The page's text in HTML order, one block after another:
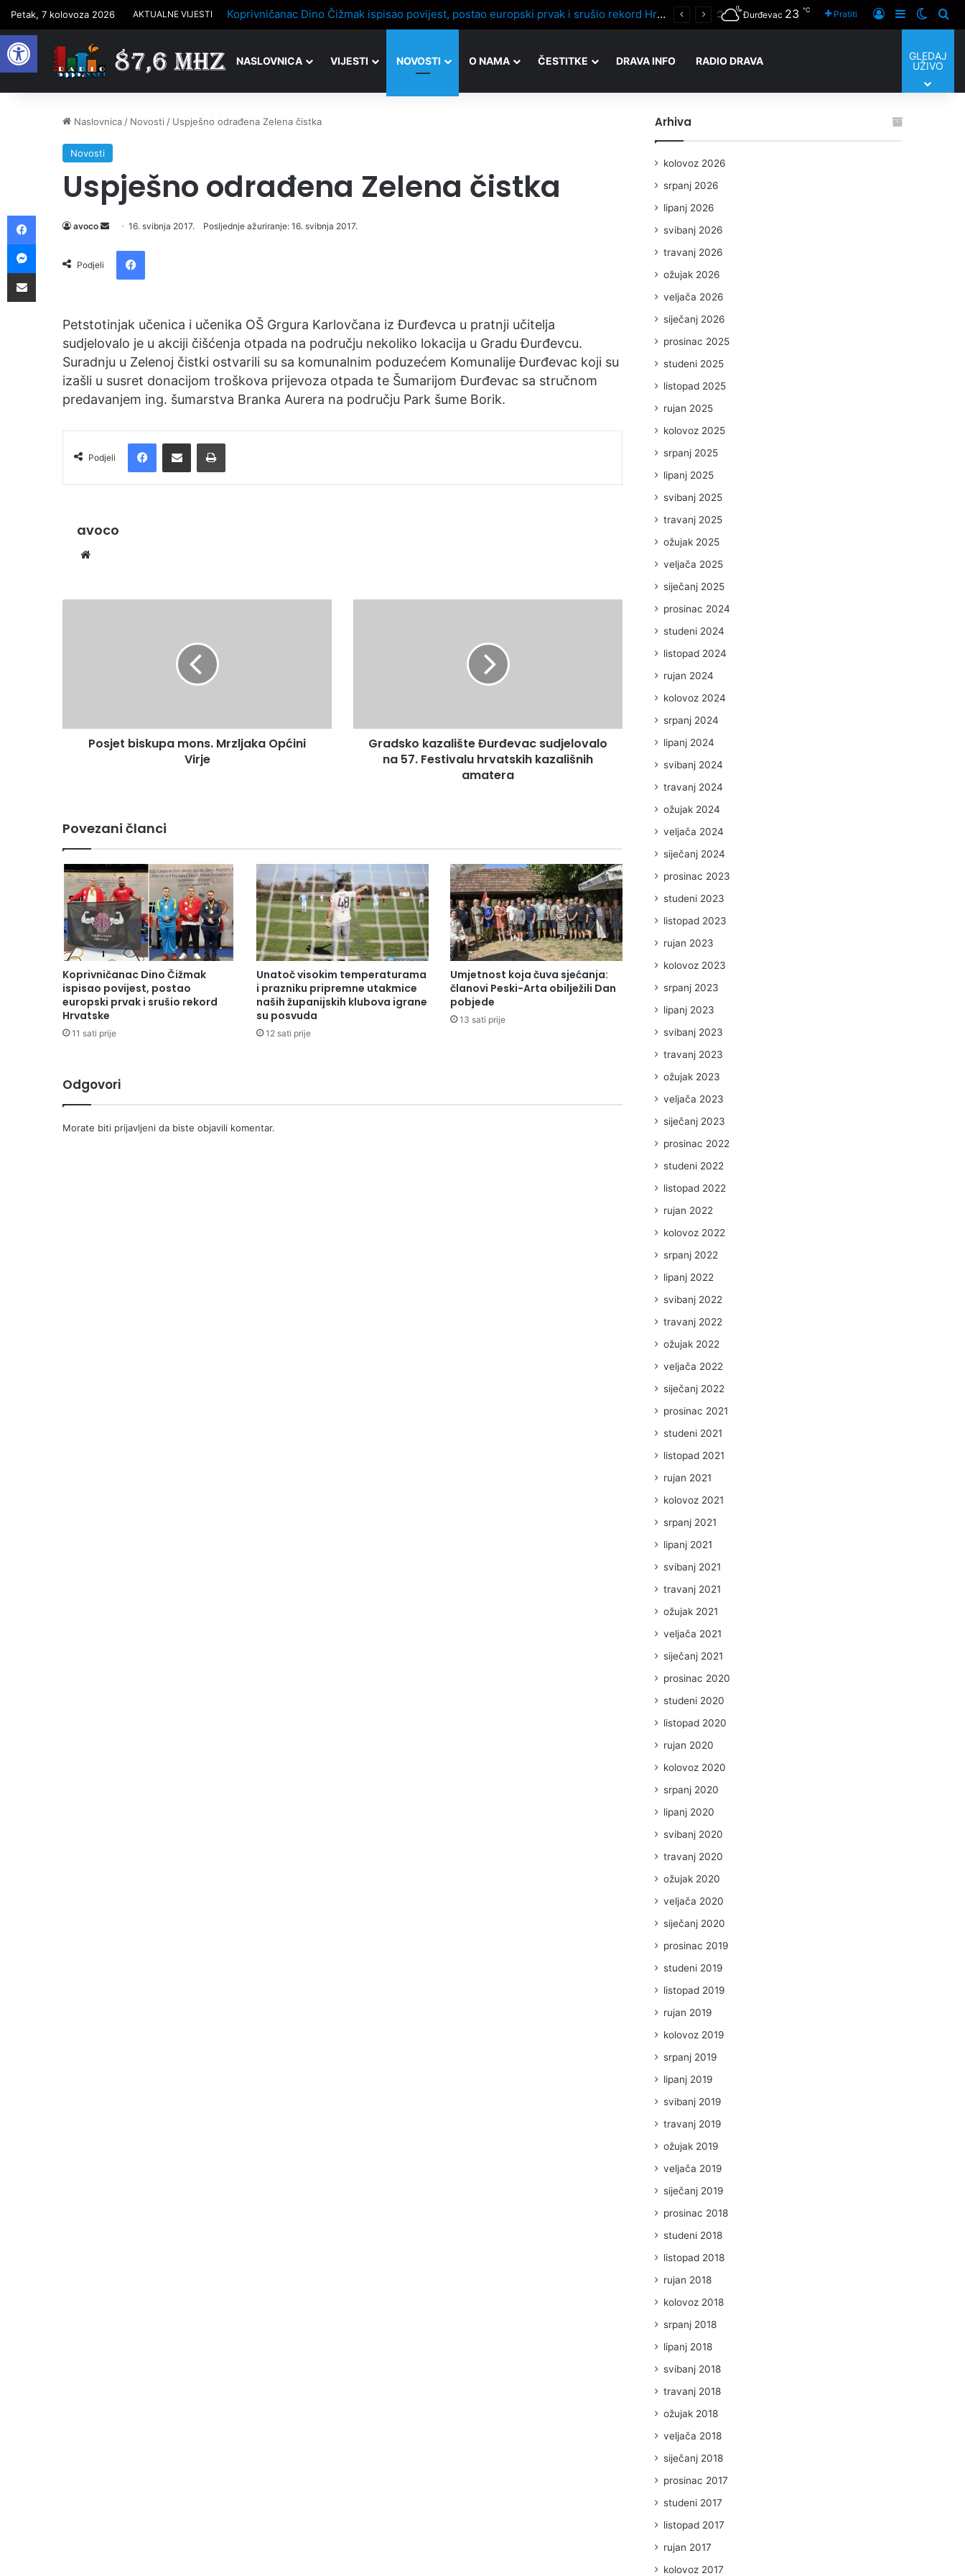
Open toolbar
Petak, 7 kolovoza 2026 AKTUALNE VIJESTI Unatoč visokim temperaturama i prazniku pripremne utakmice naših županijskih klubova igrane su posvuda Đurđevac 23 ℃ Pratiti Prijaviti se
Sidebar
NASLOVNICA VIJESTI NOVOSTI O NAMA ČESTITKE DRAVA INFO RADIO DRAVA
GLEDAJ
UŽIVO
Naslovnica / Novosti / Uspješno odrađena Zelena čistka
Novosti
Uspješno odrađena Zelena čistka
avoco
e
m
a
i
l
16. svibnja 2017. Posljednje ažuriranje: 16. svibnja 2017.
Podjeli
Petstotinjak učenica i učenika OŠ Grgura Karlovčana iz Đurđevca u pratnji učitelja
sudjelovalo je u akciji čišćenja otpada na području nekoliko lokacija u Gradu Đurđevcu.
Suradnju u Zelenoj čistki ostvarili su sa komunalnim poduzećem Komunalije Đurđevac koji su
izašli u susret donacijom troškova prijevoza otpada te Šumarijom Đurđevac sa stručnom
predavanjem ing. šumarstva Branka Aurera na području Park šume Borik.
Podjeli
avoco
Posjet biskupa mons. Mrzljaka Općini
Virje
Gradsko kazalište Đurđevac sudjelovalo
na 57. Festivalu hrvatskih kazališnih
amatera
Povezani članci
Koprivničanac Dino Čižmak
ispisao povijest, postao
europski prvak i srušio rekord
Hrvatske
11 sati prije
Unatoč visokim temperaturama
i prazniku pripremne utakmice
naših županijskih klubova igrane
su posvuda
12 sati prije
Umjetnost koja čuva sjećanja:
članovi Peski-Arta obilježili Dan
pobjede
13 sati prije
Odgovori
Morate biti prijavljeni da biste objavili komentar.
Arhiva
kolovoz 2026
srpanj 2026
lipanj 2026
svibanj 2026
travanj 2026
ožujak 2026
veljača 2026
siječanj 2026
prosinac 2025
studeni 2025
listopad 2025
rujan 2025
kolovoz 2025
srpanj 2025
lipanj 2025
svibanj 2025
travanj 2025
ožujak 2025
veljača 2025
siječanj 2025
prosinac 2024
studeni 2024
listopad 2024
rujan 2024
kolovoz 2024
srpanj 2024
lipanj 2024
svibanj 2024
travanj 2024
ožujak 2024
veljača 2024
siječanj 2024
prosinac 2023
studeni 2023
listopad 2023
rujan 2023
kolovoz 2023
srpanj 2023
lipanj 2023
svibanj 2023
travanj 2023
ožujak 2023
veljača 2023
siječanj 2023
prosinac 2022
studeni 2022
listopad 2022
rujan 2022
kolovoz 2022
srpanj 2022
lipanj 2022
svibanj 2022
travanj 2022
ožujak 2022
veljača 2022
siječanj 2022
prosinac 2021
studeni 2021
listopad 2021
rujan 2021
kolovoz 2021
srpanj 2021
lipanj 2021
svibanj 2021
travanj 2021
ožujak 2021
veljača 2021
siječanj 2021
prosinac 2020
studeni 2020
listopad 2020
rujan 2020
kolovoz 2020
srpanj 2020
lipanj 2020
svibanj 2020
travanj 2020
ožujak 2020
veljača 2020
siječanj 2020
prosinac 2019
studeni 2019
listopad 2019
rujan 2019
kolovoz 2019
srpanj 2019
lipanj 2019
svibanj 2019
travanj 2019
ožujak 2019
veljača 2019
siječanj 2019
prosinac 2018
studeni 2018
listopad 2018
rujan 2018
kolovoz 2018
srpanj 2018
lipanj 2018
svibanj 2018
travanj 2018
ožujak 2018
veljača 2018
siječanj 2018
prosinac 2017
studeni 2017
listopad 2017
rujan 2017
kolovoz 2017